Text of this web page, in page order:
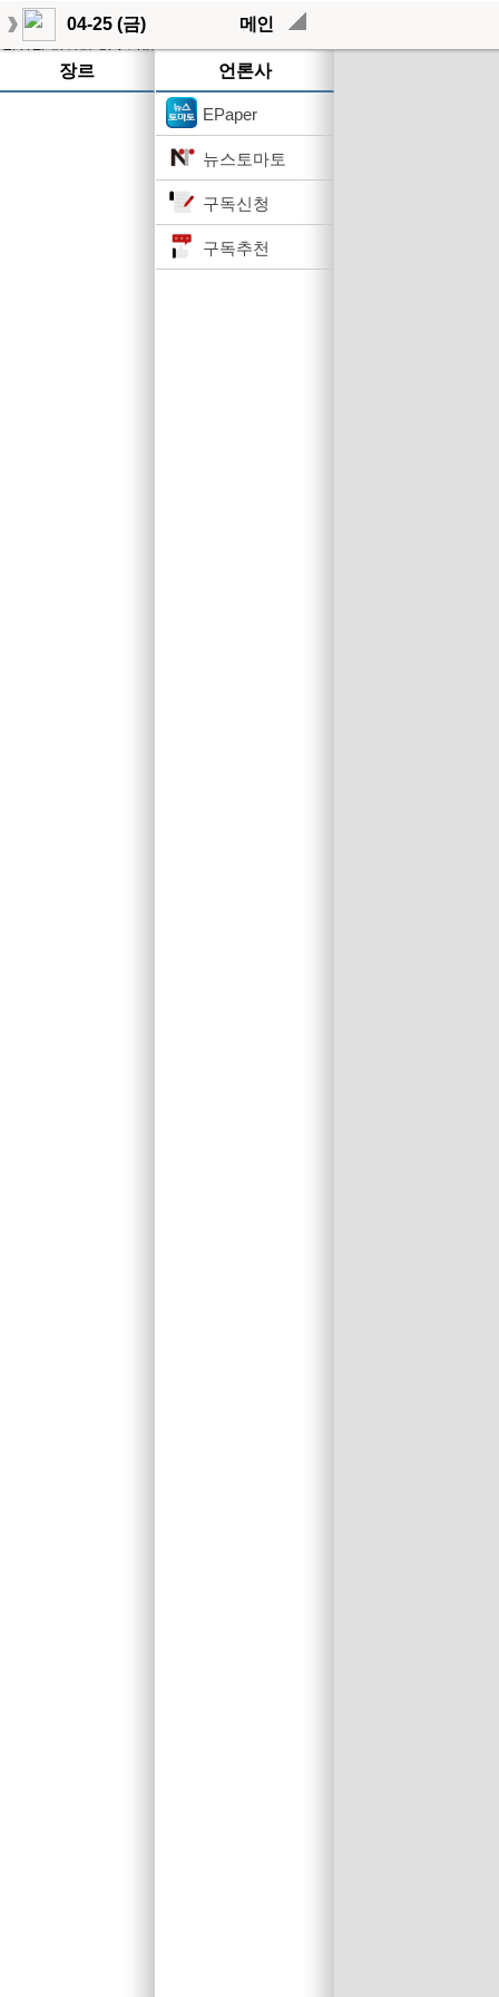
04-25 (금) 메인
장르 언론사
EPaper
뉴스토마토
구독신청
구독추천
작성된 기사가 없습니다.